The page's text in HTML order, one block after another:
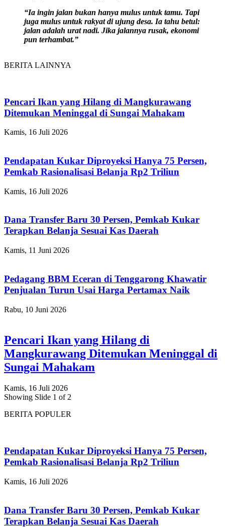
“Ia ingin jalan bukan hanya mulus untuk tamu. Tapi
juga mulus untuk rakyat di ujung desa. Ia tahu betul:
jalan adalah urat nadi. Jika jalannya rusak, ekonomi
pun terhambat.”
BERITA LAINNYA
Pencari Ikan yang Hilang di Mangkurawang
Ditemukan Meninggal di Sungai Mahakam
Kamis, 16 Juli 2026
Pendapatan Kukar Diproyeksi Hanya 75 Persen,
Pemkab Rasionalisasi Belanja Rp2 Triliun
Kamis, 16 Juli 2026
Dana Transfer Baru 30 Persen, Pemkab Kukar
Terapkan Belanja Sesuai Kas Daerah
Kamis, 11 Juni 2026
Pedagang BBM Eceran di Tenggarong Khawatir
Penjualan Turun Usai Harga Pertamax Naik
Rabu, 10 Juni 2026
Pencari Ikan yang Hilang di
Mangkurawang Ditemukan Meninggal di
Sungai Mahakam
Kamis, 16 Juli 2026
Showing Slide 1 of 2
BERITA POPULER
Pendapatan Kukar Diproyeksi Hanya 75 Persen,
Pemkab Rasionalisasi Belanja Rp2 Triliun
Kamis, 16 Juli 2026
Dana Transfer Baru 30 Persen, Pemkab Kukar
Terapkan Belanja Sesuai Kas Daerah